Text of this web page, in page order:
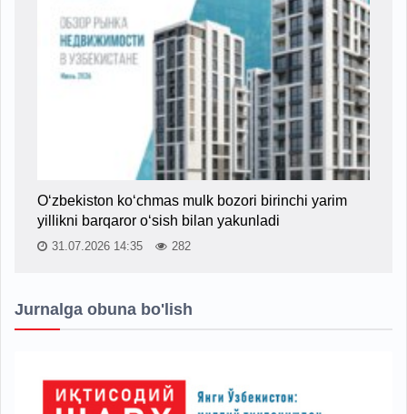
O‘zbekiston ko‘chmas mulk bozori birinchi yarim
yillikni barqaror o‘sish bilan yakunladi
31.07.2026 14:35 282
Jurnalga obuna bo'lish